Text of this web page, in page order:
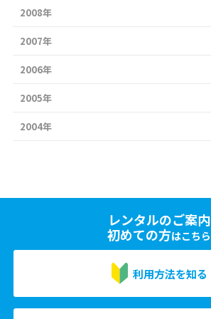
2008年
2007年
2006年
2005年
2004年
レンタルのご案内
初めての方はこちら
利用方法を知る